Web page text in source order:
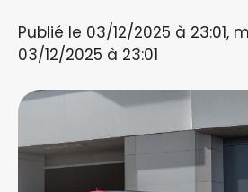
Publié le 03/12/2025 à 23:01,
03/12/2025 à 23:01